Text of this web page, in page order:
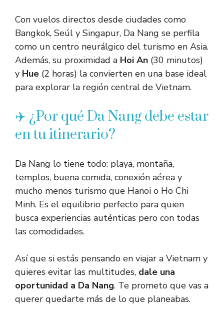
Con vuelos directos desde ciudades como
Bangkok, Seúl y Singapur, Da Nang se perfila
como un centro neurálgico del turismo en Asia.
Además, su proximidad a Hoi An (30 minutos)
y Hue (2 horas) la convierten en una base ideal
para explorar la región central de Vietnam.
✈️ ¿Por qué Da Nang debe estar
en tu itinerario?
Da Nang lo tiene todo: playa, montaña,
templos, buena comida, conexión aérea y
mucho menos turismo que Hanoi o Ho Chi
Minh. Es el equilibrio perfecto para quien
busca experiencias auténticas pero con todas
las comodidades.
Así que si estás pensando en viajar a Vietnam y
quieres evitar las multitudes, dale una
oportunidad a Da Nang. Te prometo que vas a
querer quedarte más de lo que planeabas.